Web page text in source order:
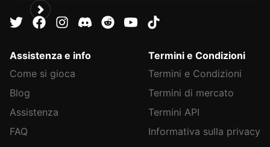
Assistenza e info
Come si gioca
Blog
Assistenza
FAQ
Termini e Condizioni
Termini e Condizioni
Termini di mercato
Termini API
Informativa sulla privacy